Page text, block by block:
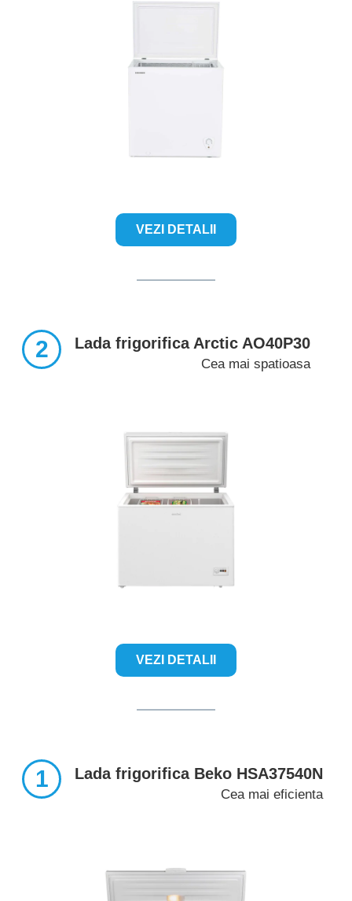
VEZI DETALII
2 Lada frigorifica Arctic AO40P30
Cea mai spatioasa
VEZI DETALII
1 Lada frigorifica Beko HSA37540N
Cea mai eficienta